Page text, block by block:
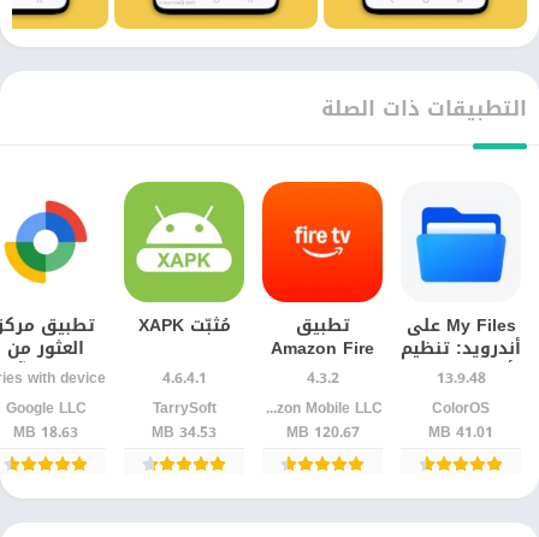
التطبيقات ذات الصلة
My Files على
أندرويد: تنظيم
أسهل للصور
والملفات
13.9.48
ColorOS
41.01 MB
تطبيق
Amazon Fire
TV | لتحويل
هاتفك إلى
ريموت
4.3.2
Amazon Mobile LLC
120.67 MB
مُثبّت XAPK
4.6.4.1
TarrySoft‏
34.53 MB
تطبيق
العثور من
Google آخر
إصدار
Google LLC‏
18.63 MB